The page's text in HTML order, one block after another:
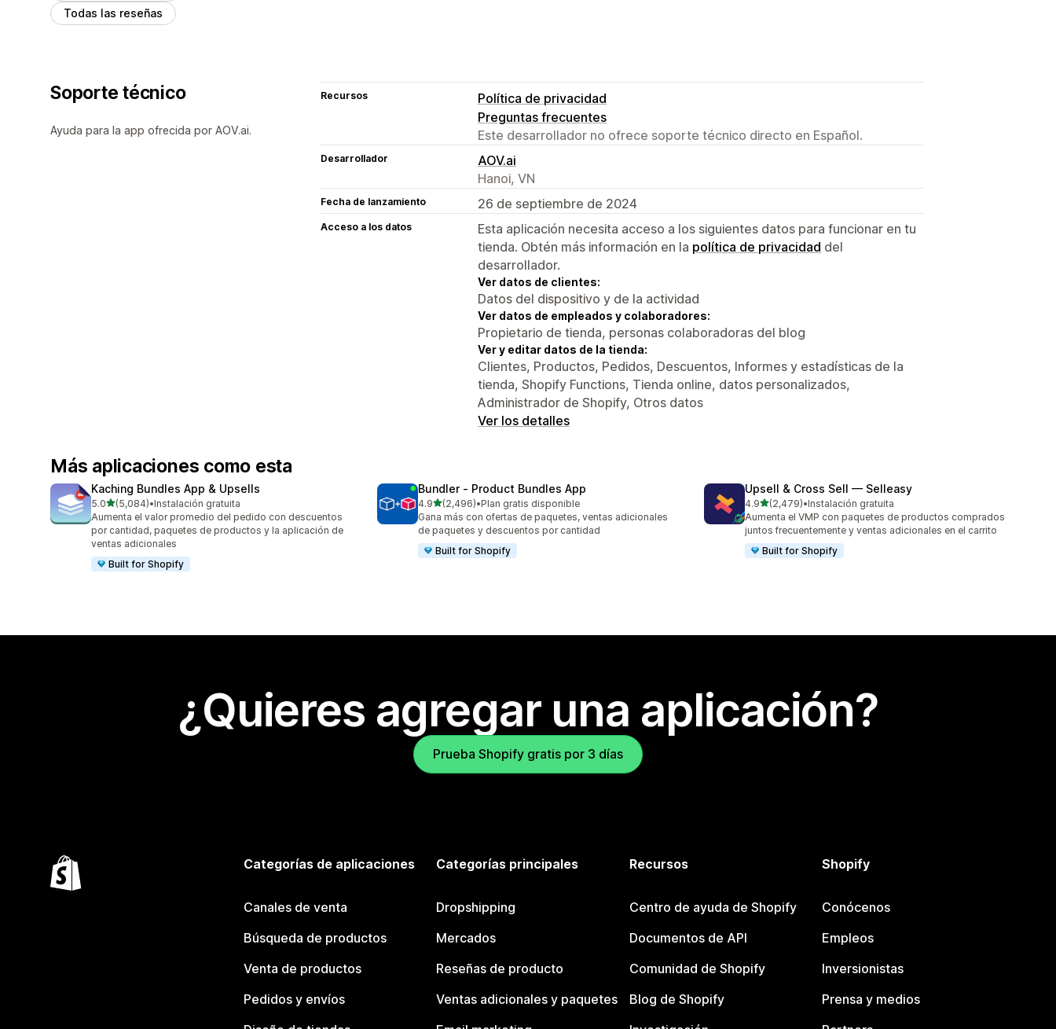
Todas las reseñas
Soporte técnico
Ayuda para la app ofrecida por AOV.ai.
Recursos
Política de privacidad
Preguntas frecuentes
Este desarrollador no ofrece soporte técnico directo en Español.
Desarrollador
AOV.ai
Hanoi, VN
Fecha de lanzamiento 26 de septiembre de 2024
Acceso a los datos
Esta aplicación necesita acceso a los siguientes datos para funcionar en tu
tienda. Obtén más información en la política de privacidad del
desarrollador.
Ver datos de clientes:
Datos del dispositivo y de la actividad
Ver datos de empleados y colaboradores:
Propietario de tienda, personas colaboradoras del blog
Ver y editar datos de la tienda:
Clientes, Productos, Pedidos, Descuentos, Informes y estadísticas de la
tienda, Shopify Functions, Tienda online, datos personalizados,
Administrador de Shopify, Otros datos
Ver los detalles
Más aplicaciones como esta
Kaching Bundles App & Upsells
5.0de 5 estrellas
(5,084)
5084 reseñas en total
•Instalación gratuita
Aumenta el valor promedio del pedido con descuentos
por cantidad, paquetes de productos y la aplicación de
ventas adicionales
Built for Shopify
Bundler ‑ Product Bundles App
4.9de 5 estrellas
(2,496)
2496 reseñas en total
•Plan gratis disponible
Gana más con ofertas de paquetes, ventas adicionales
de paquetes y descuentos por cantidad
Built for Shopify
Upsell & Cross Sell — Selleasy
4.9de 5 estrellas
(2,479)
2479 reseñas en total
•Instalación gratuita
Aumenta el VMP con paquetes de productos comprados
juntos frecuentemente y ventas adicionales en el carrito
Built for Shopify
¿Quieres agregar una aplicación?
Prueba Shopify gratis por 3 días
Categorías de aplicaciones
Canales de venta
Búsqueda de productos
Venta de productos
Pedidos y envíos
Categorías principales
Dropshipping
Mercados
Reseñas de producto
Ventas adicionales y paquetes
Recursos
Centro de ayuda de Shopify
Documentos de API
Comunidad de Shopify
Blog de Shopify
Shopify
Conócenos
Empleos
Inversionistas
Prensa y medios